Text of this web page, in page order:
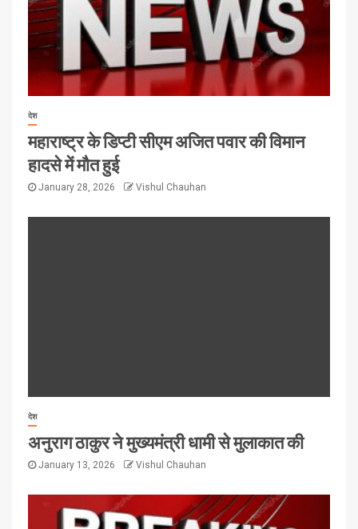
देश
महाराष्ट्र के डिप्टी सीएम अजित पवार की विमान
हादसे में मौत हुई
January 28, 2026 Vishul Chauhan
देश
अनुराग ठाकुर ने मुख्यमंत्री धामी से मुलाकात की
January 13, 2026 Vishul Chauhan